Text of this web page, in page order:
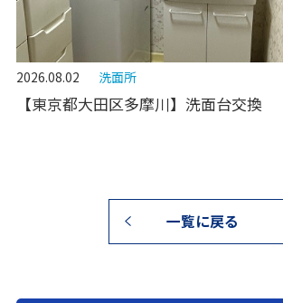
2026.08.02 洗面所
【東京都大田区多摩川】洗面台交換
一覧に戻る